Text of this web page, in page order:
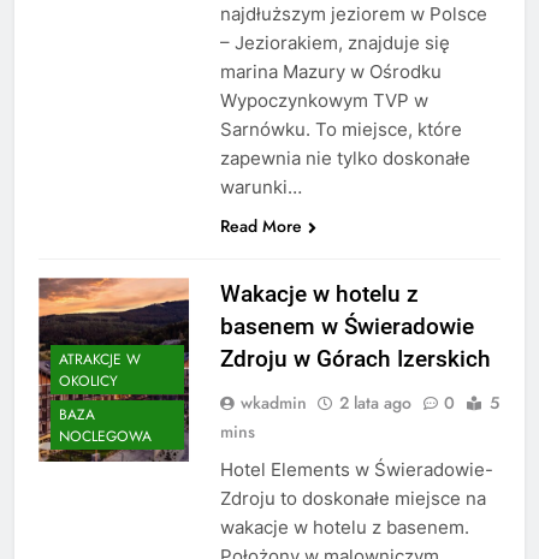
najdłuższym jeziorem w Polsce
– Jeziorakiem, znajduje się
marina Mazury w Ośrodku
Wypoczynkowym TVP w
Sarnówku. To miejsce, które
zapewnia nie tylko doskonałe
warunki…
Read More
ATRAKCJE W
OKOLICY
BAZA
NOCLEGOWA
Wakacje w hotelu z
basenem w Świeradowie
Zdroju w Górach Izerskich
wkadmin 2 lata ago 0
5
mins
Hotel Elements w Świeradowie-
Zdroju to doskonałe miejsce na
wakacje w hotelu z basenem.